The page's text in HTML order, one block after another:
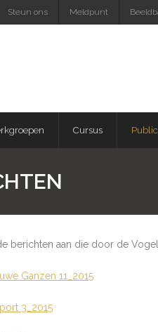
Steun ons Meldpunt
Cursus
berichten aan die door de
Ganzen 11_2015
3_2015